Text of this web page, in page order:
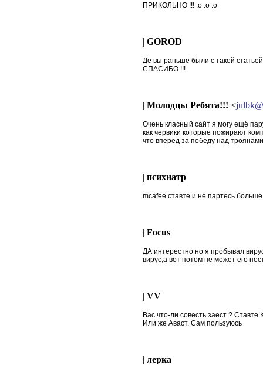
ПРИКОЛЬНО !!! :o :o :o
| GOROD
Де вы раньше были с такой
СПАСИБО !!!
| Молодцы Ребята!!! <
Очень класный сайт я могу ещё
как червики которые пожирают
что вперёд за победу над
| психиатр
mcafee ставте и не партесь
| Focus
ДА интерестно но я пробывал
вирус,а вот потом не может его
| VV
Вас что-ли совесть заест ? Ставте
Или же Аваст. Сам пользуюсь
| лерка